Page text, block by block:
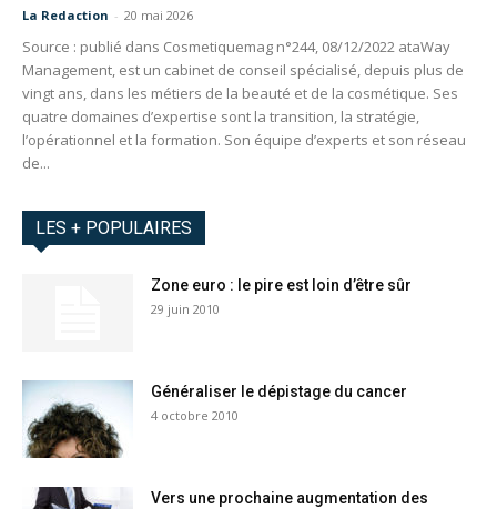
La Redaction - 20 mai 2026
Source : publié dans Cosmetiquemag n°244, 08/12/2022 ataWay
Management, est un cabinet de conseil spécialisé, depuis plus de
vingt ans, dans les métiers de la beauté et de la cosmétique. Ses
quatre domaines d’expertise sont la transition, la stratégie,
l’opérationnel et la formation. Son équipe d’experts et son réseau
de...
LES + POPULAIRES
Zone euro : le pire est loin d’être sûr
29 juin 2010
Généraliser le dépistage du cancer
4 octobre 2010
Vers une prochaine augmentation des